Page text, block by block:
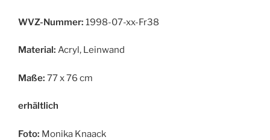
WVZ-Nummer: 1998-07-xx-Fr38
Material: Acryl, Leinwand
Maße: 77 x 76 cm
erhältlich
Foto: Monika Knaack